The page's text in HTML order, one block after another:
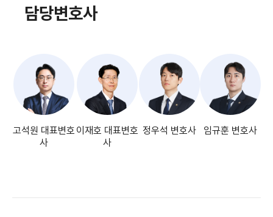
담당변호사
고석원 대표변호
사
이재호 대표변호
사
정우석 변호사 임규훈 변호사